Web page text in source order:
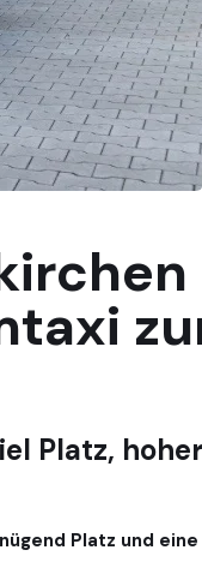
Platz,
Platz und